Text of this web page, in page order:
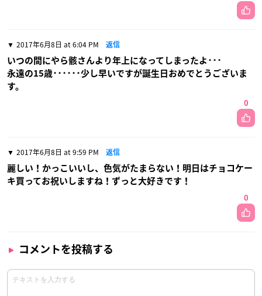
2017年6月8日 at 6:04 PM 返信
いつの間にやら骸さんより年上になってしまったよ･･･
永遠の15歳･･････少し早いですが誕生日おめでとうございま
す。
0
2017年6月8日 at 9:59 PM 返信
麗しい！かっこいいし、色気がたまらない！明日はチョコケー
キ買ってお祝いしますね！ずっと大好きです！
0
コメントを投稿する